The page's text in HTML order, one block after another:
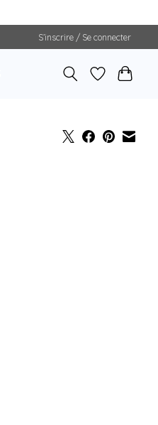
S’inscrire / Se connecter